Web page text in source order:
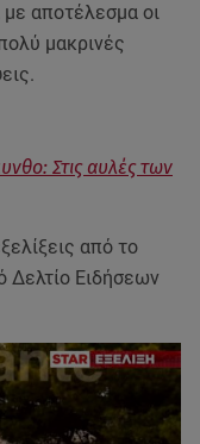
αποτέλεσμα οι
μακρινές
Στις αυλές των
από το
Δελτίο Ειδήσεων